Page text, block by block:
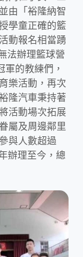
由「裕隆納智
學童正確的籃
動報名相當踴
法辦理籃球營
的教練們，
樂活動，再次
隆汽車秉持著
活動場次拓展
屬及周邊鄰里
與人數超過
辦理至今，總